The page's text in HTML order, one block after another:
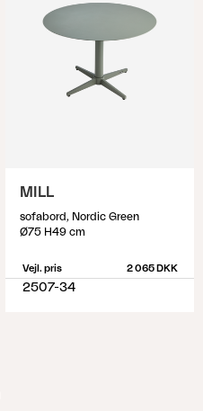
MILL
sofabord, Nordic Green
Ø75 H49 cm
Vejl. pris 2 065 DKK
2507-34